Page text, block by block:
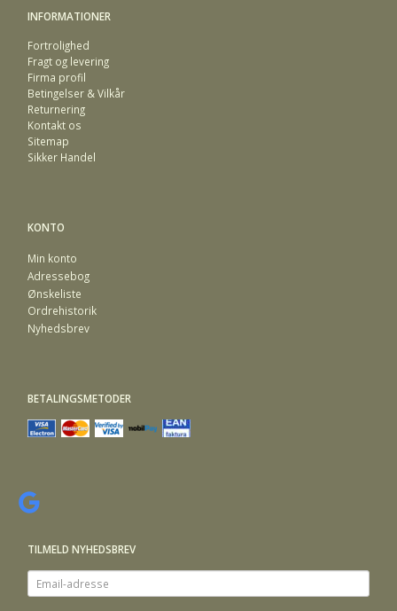
INFORMATIONER
Fortrolighed
Fragt og levering
Firma profil
Betingelser & Vilkår
Returnering
Kontakt os
Sitemap
Sikker Handel
KONTO
Min konto
Adressebog
Ønskeliste
Ordrehistorik
Nyhedsbrev
BETALINGSMETODER
TILMELD NYHEDSBREV
Email-
adresse